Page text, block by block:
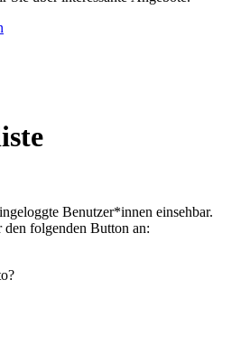
Benutzer*innen einsehbar.
folgenden Button an: